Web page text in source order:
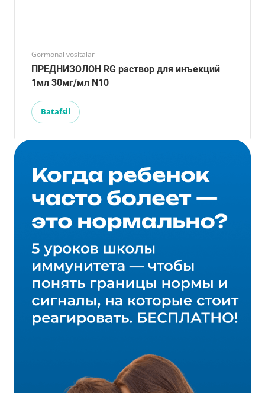
Gormonal vositalar
ПРЕДНИЗОЛОН RG раствор для инъекций
1мл 30мг/мл N10
Batafsil